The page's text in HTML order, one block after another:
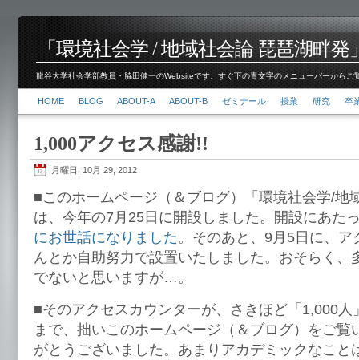
「環境社会学 / 地域社会論 琵琶湖畔発
龍谷大学社会学部教員・脇田健一のWebsiteです。すぐ下の青文字のメニューバーから
HOME BLOG ABOUT-A ABOUT-B ゼミナール 授業 研究 卒
1,000アクセス感謝!!
月曜日, 10月 29, 2012
■このホームページ（＆ブログ）「環境社会学/地
は、今年の7月25日に開設しました。開設にあた
にお世話になりました。そのあと、9月5日に、ア
んとか自助努力で設置いたしました。おそらく、
でないと思いますが…。
■そのアクセスカウンターが、さきほど「1,000人
まで、拙いこのホームページ（＆ブログ）をご覧
がとうございました。あまりアカデミックなこと